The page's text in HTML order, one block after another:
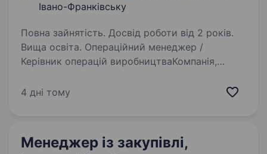
Івано-Франківську
Повна зайнятість. Досвід роботи від 2 років.
Вища освіта. Операційний менеджер /
Керівник операцій виробництваКомпанія,
трав та рослинної сировини, шукає
4 дні тому
Менеджер із закупівлі,